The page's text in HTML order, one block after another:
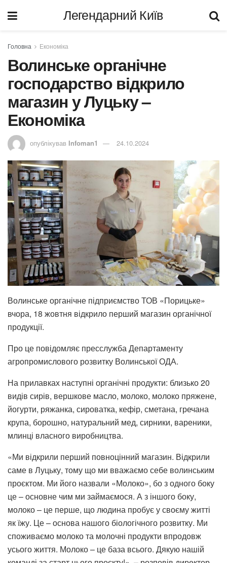
Легендарний Київ
Головна Економіка
Волинське органічне
господарство відкрило
магазин у Луцьку –
Економіка
опублікував Infoman1 24.10.2024
Волинське органічне підприємство ТОВ «Порицьке»
вчора, 18 жовтня відкрило перший магазин органічної
продукції.
Про це повідомляє пресслужба Департаменту
агропромислового розвитку Волинської ОДА.
На прилавках наступні органічні продукти: близько 20
видів сирів, вершкове масло, молоко, молоко пряжене,
йогурти, ряжанка, сироватка, кефір, сметана, гречана
крупа, борошно, натуральний мед, сирники, вареники,
млинці власного виробництва.
«Ми відкрили перший повноцінний магазин. Відкрили
саме в Луцьку, тому що ми вважаємо себе волинським
проєктом. Ми його назвали «Молоко», бо з одного боку
це – основне чим ми займаємося. А з іншого боку,
молоко – це перше, що людина пробує у своєму житті
як їжу. Це – основа нашого біологічного розвитку. Ми
споживаємо молоко та молочні продукти впродовж
усього життя. Молоко – це база всього. Дякую нашій